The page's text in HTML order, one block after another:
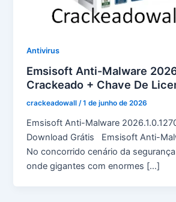
Antivirus
Emsisoft Anti-Malware
Crackeado + Chave De
crackeadowall/1 de junho de 2026
Emsisoft Anti-Malware
Download Grátis Emsisoft Anti-
No concorrido cenário da
onde gigantes com enormes […]